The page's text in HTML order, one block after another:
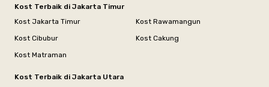
Kost Terbaik di Jakarta Timur
Kost Jakarta Timur
Kost Rawamangun
Kost Cibubur
Kost Cakung
Kost Matraman
Kost Terbaik di Jakarta Utara